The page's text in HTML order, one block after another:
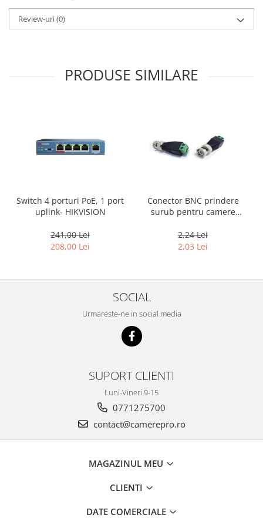
Review-uri(0)
PRODUSE SIMILARE
Switch 4 porturi PoE, 1 port
uplink- HIKVISION
241,00 Lei
208,00 Lei
Conector BNC prindere
surub pentru camere
2,24 Lei
2,03 Lei
SOCIAL
Urmareste-ne in social media
SUPORT CLIENTI
Luni-Vineri 9-15
0771275700
contact@camerepro.ro
MAGAZINUL MEU
CLIENTI
DATE COMERCIALE